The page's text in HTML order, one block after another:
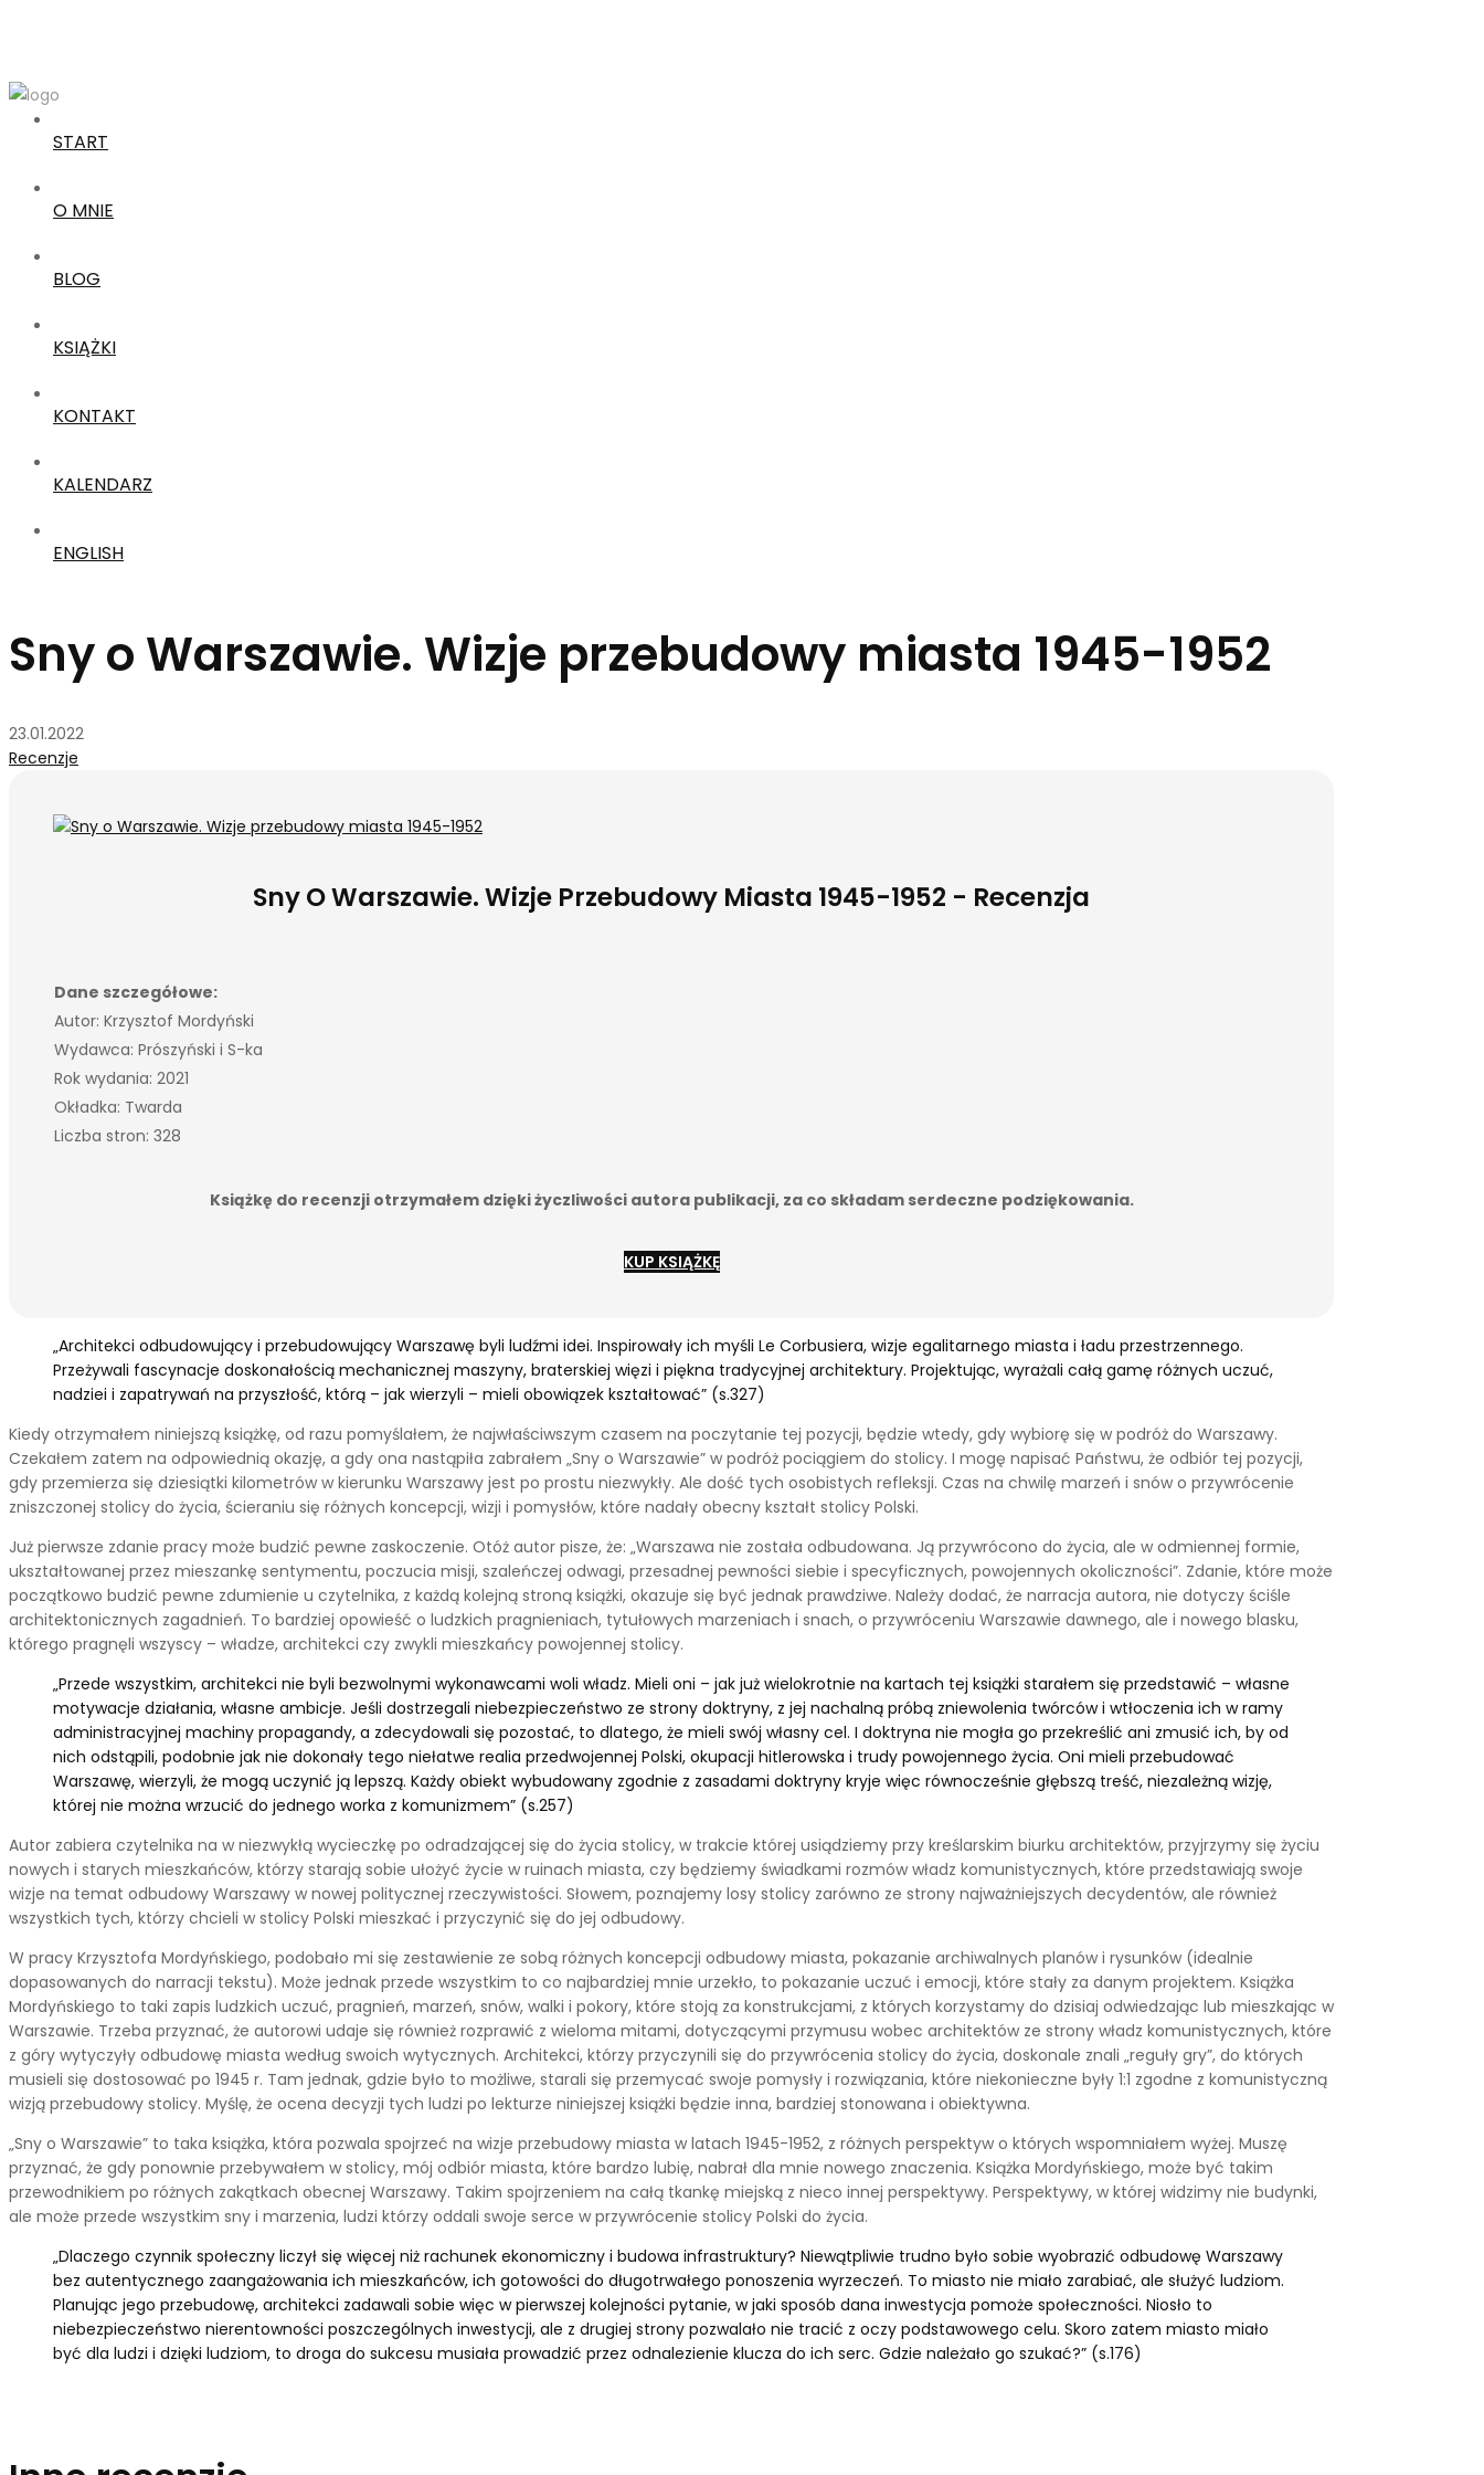
START
O MNIE
BLOG
KSIĄŻKI
KONTAKT
KALENDARZ
ENGLISH
Sny o Warszawie. Wizje przebudowy miasta 1945-1952
23.01.2022
Recenzje
Sny O Warszawie. Wizje Przebudowy Miasta 1945-1952 - Recenzja
Dane szczegółowe:
Autor: Krzysztof Mordyński
Wydawca: Prószyński i S-ka
Rok wydania: 2021
Okładka: Twarda
Liczba stron: 328
Książkę do recenzji otrzymałem dzięki życzliwości autora publikacji, za co składam serdeczne podziękowania.
KUP KSIĄŻKĘ
„Architekci odbudowujący i przebudowujący Warszawę byli ludźmi idei. Inspirowały ich myśli Le Corbusiera, wizje egalitarnego miasta i ładu przestrzennego.
Przeżywali fascynacje doskonałością mechanicznej maszyny, braterskiej więzi i piękna tradycyjnej architektury. Projektując, wyrażali całą gamę różnych uczuć,
nadziei i zapatrywań na przyszłość, którą – jak wierzyli – mieli obowiązek kształtować” (s.327)
Kiedy otrzymałem niniejszą książkę, od razu pomyślałem, że najwłaściwszym czasem na poczytanie tej pozycji, będzie wtedy, gdy wybiorę się w podróż do Warszawy.
Czekałem zatem na odpowiednią okazję, a gdy ona nastąpiła zabrałem „Sny o Warszawie” w podróż pociągiem do stolicy. I mogę napisać Państwu, że odbiór tej pozycji,
gdy przemierza się dziesiątki kilometrów w kierunku Warszawy jest po prostu niezwykły. Ale dość tych osobistych refleksji. Czas na chwilę marzeń i snów o przywrócenie
zniszczonej stolicy do życia, ścieraniu się różnych koncepcji, wizji i pomysłów, które nadały obecny kształt stolicy Polski.
Już pierwsze zdanie pracy może budzić pewne zaskoczenie. Otóż autor pisze, że: „Warszawa nie została odbudowana. Ją przywrócono do życia, ale w odmiennej formie,
ukształtowanej przez mieszankę sentymentu, poczucia misji, szaleńczej odwagi, przesadnej pewności siebie i specyficznych, powojennych okoliczności”. Zdanie, które może
początkowo budzić pewne zdumienie u czytelnika, z każdą kolejną stroną książki, okazuje się być jednak prawdziwe. Należy dodać, że narracja autora, nie dotyczy ściśle
architektonicznych zagadnień. To bardziej opowieść o ludzkich pragnieniach, tytułowych marzeniach i snach, o przywróceniu Warszawie dawnego, ale i nowego blasku,
którego pragnęli wszyscy – władze, architekci czy zwykli mieszkańcy powojennej stolicy.
„Przede wszystkim, architekci nie byli bezwolnymi wykonawcami woli władz. Mieli oni – jak już wielokrotnie na kartach tej książki starałem się przedstawić – własne
motywacje działania, własne ambicje. Jeśli dostrzegali niebezpieczeństwo ze strony doktryny, z jej nachalną próbą zniewolenia twórców i wtłoczenia ich w ramy
administracyjnej machiny propagandy, a zdecydowali się pozostać, to dlatego, że mieli swój własny cel. I doktryna nie mogła go przekreślić ani zmusić ich, by od
nich odstąpili, podobnie jak nie dokonały tego niełatwe realia przedwojennej Polski, okupacji hitlerowska i trudy powojennego życia. Oni mieli przebudować
Warszawę, wierzyli, że mogą uczynić ją lepszą. Każdy obiekt wybudowany zgodnie z zasadami doktryny kryje więc równocześnie głębszą treść, niezależną wizję,
której nie można wrzucić do jednego worka z komunizmem” (s.257)
Autor zabiera czytelnika na w niezwykłą wycieczkę po odradzającej się do życia stolicy, w trakcie której usiądziemy przy kreślarskim biurku architektów, przyjrzymy się życiu
nowych i starych mieszkańców, którzy starają sobie ułożyć życie w ruinach miasta, czy będziemy świadkami rozmów władz komunistycznych, które przedstawiają swoje
wizje na temat odbudowy Warszawy w nowej politycznej rzeczywistości. Słowem, poznajemy losy stolicy zarówno ze strony najważniejszych decydentów, ale również
wszystkich tych, którzy chcieli w stolicy Polski mieszkać i przyczynić się do jej odbudowy.
W pracy Krzysztofa Mordyńskiego, podobało mi się zestawienie ze sobą różnych koncepcji odbudowy miasta, pokazanie archiwalnych planów i rysunków (idealnie
dopasowanych do narracji tekstu). Może jednak przede wszystkim to co najbardziej mnie urzekło, to pokazanie uczuć i emocji, które stały za danym projektem. Książka
Mordyńskiego to taki zapis ludzkich uczuć, pragnień, marzeń, snów, walki i pokory, które stoją za konstrukcjami, z których korzystamy do dzisiaj odwiedzając lub mieszkając w
Warszawie. Trzeba przyznać, że autorowi udaje się również rozprawić z wieloma mitami, dotyczącymi przymusu wobec architektów ze strony władz komunistycznych, które
z góry wytyczyły odbudowę miasta według swoich wytycznych. Architekci, którzy przyczynili się do przywrócenia stolicy do życia, doskonale znali „reguły gry”, do których
musieli się dostosować po 1945 r. Tam jednak, gdzie było to możliwe, starali się przemycać swoje pomysły i rozwiązania, które niekonieczne były 1:1 zgodne z komunistyczną
wizją przebudowy stolicy. Myślę, że ocena decyzji tych ludzi po lekturze niniejszej książki będzie inna, bardziej stonowana i obiektywna.
„Sny o Warszawie” to taka książka, która pozwala spojrzeć na wizje przebudowy miasta w latach 1945-1952, z różnych perspektyw o których wspomniałem wyżej. Muszę
przyznać, że gdy ponownie przebywałem w stolicy, mój odbiór miasta, które bardzo lubię, nabrał dla mnie nowego znaczenia. Książka Mordyńskiego, może być takim
przewodnikiem po różnych zakątkach obecnej Warszawy. Takim spojrzeniem na całą tkankę miejską z nieco innej perspektywy. Perspektywy, w której widzimy nie budynki,
ale może przede wszystkim sny i marzenia, ludzi którzy oddali swoje serce w przywrócenie stolicy Polski do życia.
„Dlaczego czynnik społeczny liczył się więcej niż rachunek ekonomiczny i budowa infrastruktury? Niewątpliwie trudno było sobie wyobrazić odbudowę Warszawy
bez autentycznego zaangażowania ich mieszkańców, ich gotowości do długotrwałego ponoszenia wyrzeczeń. To miasto nie miało zarabiać, ale służyć ludziom.
Planując jego przebudowę, architekci zadawali sobie więc w pierwszej kolejności pytanie, w jaki sposób dana inwestycja pomoże społeczności. Niosło to
niebezpieczeństwo nierentowności poszczególnych inwestycji, ale z drugiej strony pozwalało nie tracić z oczy podstawowego celu. Skoro zatem miasto miało
być dla ludzi i dzięki ludziom, to droga do sukcesu musiała prowadzić przez odnalezienie klucza do ich serc. Gdzie należało go szukać?” (s.176)